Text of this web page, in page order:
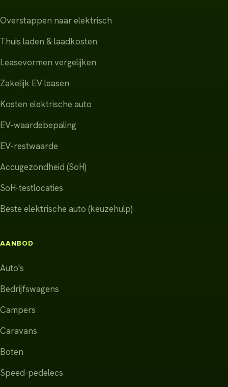
Overstappen naar elektrisch
Thuis laden & laadkosten
Leasevormen vergelijken
Zakelijk EV leasen
Kosten elektrische auto
EV-waardebepaling
EV-restwaarde
Accugezondheid (SoH)
SoH-testlocaties
Beste elektrische auto (keuzehulp)
AANBOD
Auto's
Bedrijfswagens
Campers
Caravans
Boten
Speed-pedelecs